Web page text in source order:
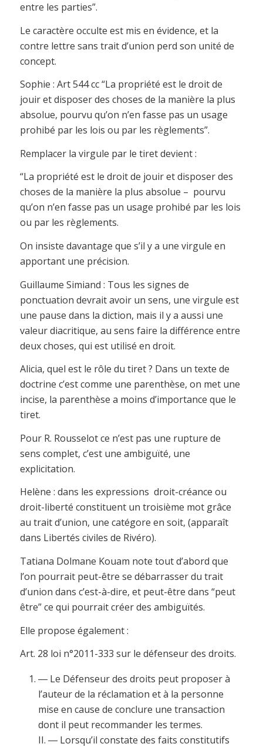
entre les parties”.
Le caractère occulte est mis en évidence, et la
contre lettre sans trait d’union perd son unité de
concept.
Sophie : Art 544 cc “La propriété est le droit de
jouir et disposer des choses de la manière la plus
absolue, pourvu qu’on n’en fasse pas un usage
prohibé par les lois ou par les règlements”.
Remplacer la virgule par le tiret devient :
“La propriété est le droit de jouir et disposer des
choses de la manière la plus absolue – pourvu
qu’on n’en fasse pas un usage prohibé par les lois
ou par les règlements.
On insiste davantage que s’il y a une virgule en
apportant une précision.
Guillaume Simiand : Tous les signes de
ponctuation devrait avoir un sens, une virgule est
une pause dans la diction, mais il y a aussi une
valeur diacritique, au sens faire la différence entre
deux choses, qui est utilisé en droit.
Alicia, quel est le rôle du tiret ? Dans un texte de
doctrine c’est comme une parenthèse, on met une
incise, la parenthèse a moins d’importance que le
tiret.
Pour R. Rousselot ce n’est pas une rupture de
sens complet, c’est une ambiguïté, une
explicitation.
Helène : dans les expressions droit-créance ou
droit-liberté constituent un troisième mot grâce
au trait d’union, une catégore en soit, (apparaît
dans Libertés civiles de Rivéro).
Tatiana Dolmane Kouam note tout d’abord que
l’on pourrait peut-être se débarrasser du trait
d’union dans c’est-à-dire, et peut-être dans “peut
être” ce qui pourrait créer des ambiguïtés.
Elle propose également :
Art. 28 loi n°2011-333 sur le défenseur des droits.
― Le Défenseur des droits peut proposer à
l’auteur de la réclamation et à la personne
mise en cause de conclure une transaction
dont il peut recommander les termes.
II. ― Lorsqu’il constate des faits constitutifs